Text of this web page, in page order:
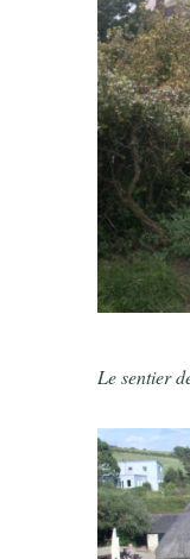
Le sentier